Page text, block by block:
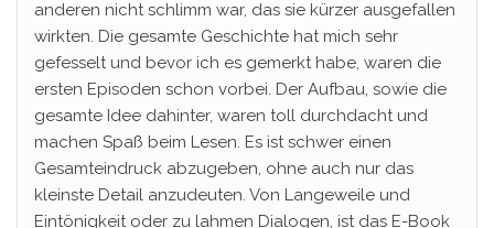
anderen nicht schlimm war, das sie kürzer ausgefallen
wirkten. Die gesamte Geschichte hat mich sehr
gefesselt und bevor ich es gemerkt habe, waren die
ersten Episoden schon vorbei. Der Aufbau, sowie die
gesamte Idee dahinter, waren toll durchdacht und
machen Spaß beim Lesen. Es ist schwer einen
Gesamteindruck abzugeben, ohne auch nur das
kleinste Detail anzudeuten. Von Langeweile und
Eintönigkeit oder zu lahmen Dialogen, ist das E-Book